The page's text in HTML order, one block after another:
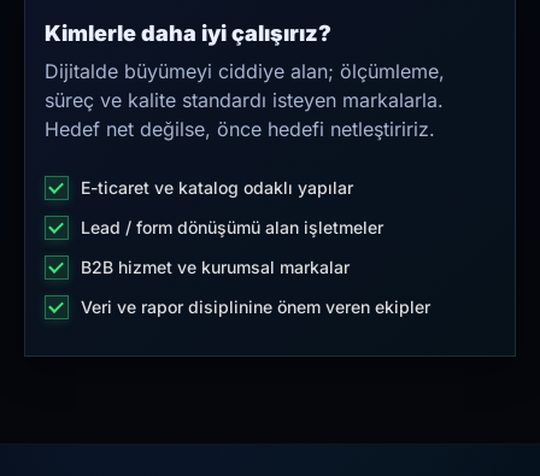
Kimlerle daha iyi çalışırız?
Dijitalde büyümeyi ciddiye alan; ölçümleme,
süreç ve kalite standardı isteyen markalarla.
Hedef net değilse, önce hedefi netleştiririz.
E-ticaret ve katalog odaklı yapılar
Lead / form dönüşümü alan işletmeler
B2B hizmet ve kurumsal markalar
Veri ve rapor disiplinine önem veren ekipler